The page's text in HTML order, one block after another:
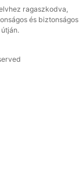
ragaszkodva,
és biztonságos